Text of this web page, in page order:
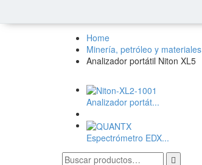
Home
Minería, petróleo y materiales
Analizador portátil Niton XL5
Analizador portát...
Espectrómetro EDX...
